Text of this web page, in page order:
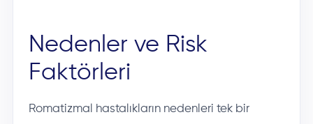
Nedenler ve Risk
Faktörleri
Romatizmal hastalıkların nedenleri tek bir